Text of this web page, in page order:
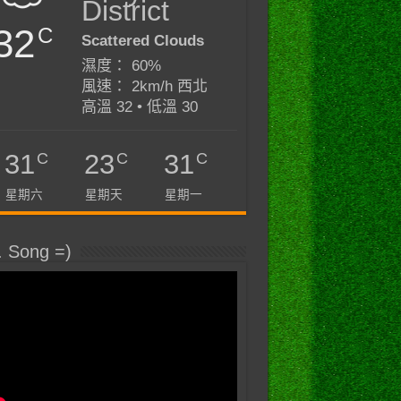
C
District
Scattered Clouds
濕度： 60%
風速： 2km/h 西北
高溫 32 • 低溫 30
31C
星期六
23C
星期天
31C
星期一
Song =)